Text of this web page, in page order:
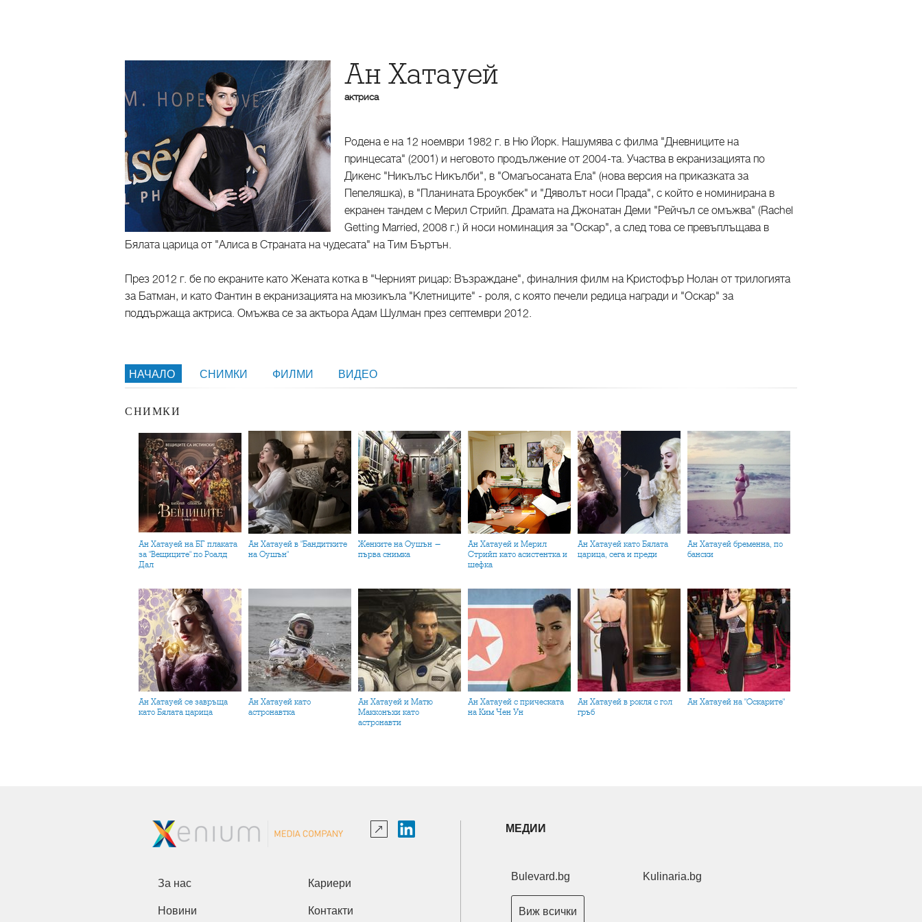
Ан Хатауей
актриса
Родена е на 12 ноември 1982 г. в Ню Йорк. Нашумява с филма "Дневниците на
принцесата" (2001) и неговото продължение от 2004-та. Участва в екранизацията по
Дикенс "Никълъс Никълби", в "Омагьосаната Ела" (нова версия на приказката за
Пепеляшка), в "Планината Броукбек" и "Дяволът носи Прада", с който е номинирана в
екранен тандем с Мерил Стрийп. Драмата на Джонатан Деми "Рейчъл се омъжва" (Rachel
Getting Married, 2008 г.) й носи номинация за "Оскар", а след това се превъплъщава в
Бялата царица от "Алиса в Страната на чудесата" на Тим Бъртън.
През 2012 г. бе по екраните като Жената котка в "Черният рицар: Възраждане", финалния филм на Кристофър Нолан от трилогията
за Батман, и като Фантин в екранизацията на мюзикъла "Клетниците" - роля, с която печели редица награди и "Оскар" за
поддържаща актриса. Омъжва се за актьора Адам Шулман през септември 2012.
НАЧАЛО СНИМКИ ФИЛМИ ВИДЕО
СНИМКИ
Ан Хатауей на БГ плаката
за "Вещиците" по Роалд
Дал
Ан Хатауей в "Бандитките
на Оушън"
Женките на Оушън -
първа снимка
Ан Хатауей и Мерил
Стрийп като асистентка и
шефка
Ан Хатауей като Бялата
царица, сега и преди
Ан Хатауей бременна, по
бански
Ан Хатауей се завръща
като Бялата царица
Ан Хатауей като
астронавтка
Ан Хатауей и Матю
Макконъхи като
астронавти
Ан Хатауей с прическата
на Ким Чен Ун
Ан Хатауей в рокля с гол
гръб
Ан Хатауей на "Оскарите"
За нас Кариери
Новини Контакти
МЕДИИ
Bulevard.bg Kulinaria.bg
Виж всички